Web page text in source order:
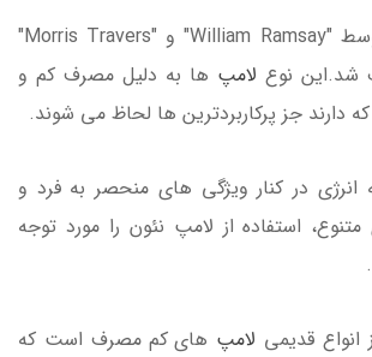
لامپ های نئون توسط "William Ramsay" و "Morris Travers"
لامپ ها به دلیل مصرف کم و
جز پرکاربردترین ها لحاظ می شوند.
انرژی در کنار ویژگی های منحصر به فرد و
استفاده از لامپ نئون را مورد توجه
قدیمی لامپ های کم مصرف است که